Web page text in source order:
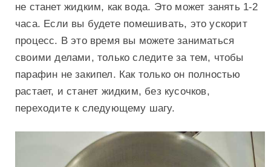
не станет жидким, как вода. Это может занять 1-2
часа. Если вы будете помешивать, это ускорит
процесс. В это время вы можете заниматься
своими делами, только следите за тем, чтобы
парафин не закипел. Как только он полностью
растает, и станет жидким, без кусочков,
переходите к следующему шагу.